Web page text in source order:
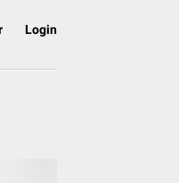
Login